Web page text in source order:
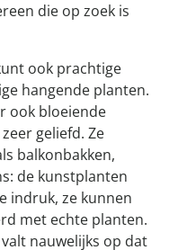
die op zoek is
ook prachtige
hangende planten.
ook bloeiende
geliefd. Ze
balkonbakken,
de kunstplanten
indruk, ze kunnen
met echte planten.
nauwelijks op dat